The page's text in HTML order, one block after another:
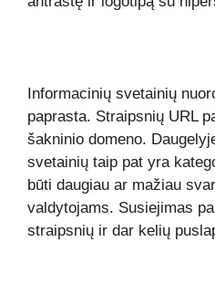
Informacinių svetainių
paprasta. Straipsnių URL
šakninio domeno.
svetainių taip pat yra
būti daugiau ar mažiau
valdytojams. Susiejimas
straipsnių ir dar kelių